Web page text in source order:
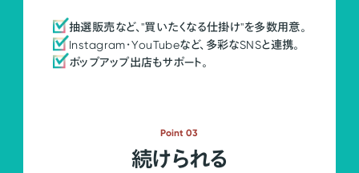
抽選販売など、"買いたくなる仕掛け"を多数用意。
Instagram・YouTubeなど、多彩なSNSと連携。
ポップアップ出店もサポート。
Point 03
続けられる